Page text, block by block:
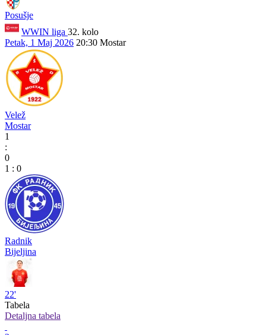
Posušje
WWIN liga 32. kolo
Petak, 1 Maj 2026 20:30 Mostar
Velež
Mostar
1
:
0
1 : 0
Radnik
Bijeljina
22'
Tabela
Detaljna tabela